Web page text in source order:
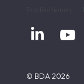
 
© BDA 2026